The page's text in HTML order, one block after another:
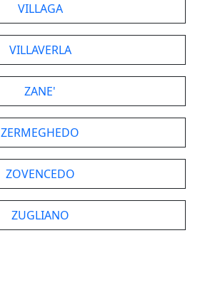
VILLAGA
VILLAVERLA
ZANE'
ZERMEGHEDO
ZOVENCEDO
ZUGLIANO